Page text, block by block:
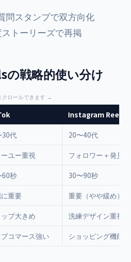
問スタンプで双方向化
トーリーズで再掲
戦略的使い分け
Instagram Reels
30代 20〜40代
ユー重視 フォロワー＋発見
60秒 30〜90秒
重要 重要（やや緩め）
プ大きめ 洗練デザイン重視
コマース強い ショッピング機能